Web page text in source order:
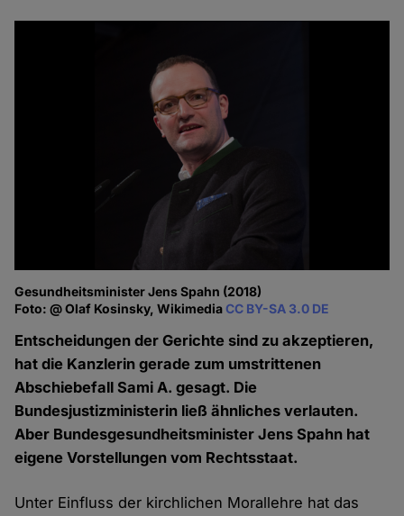
Gesundheitsminister Jens Spahn (2018)
Foto: @ Olaf Kosinsky, WikimediaCC BY-SA 3.0 DE
Entscheidungen der Gerichte sind zu akzeptieren,
hat die Kanzlerin gerade zum umstrittenen
Abschiebefall Sami A. gesagt. Die
Bundesjustizministerin ließ ähnliches verlauten.
Aber Bundesgesundheitsminister Jens Spahn hat
eigene Vorstellungen vom Rechtsstaat.
Unter Einfluss der kirchlichen Morallehre hat das